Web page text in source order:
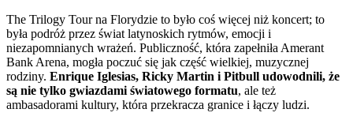
The Trilogy Tour na Florydzie to było coś więcej niż koncert; to
była podróż przez świat latynoskich rytmów, emocji i
niezapomnianych wrażeń. Publiczność, która zapełniła Amerant
Bank Arena, mogła poczuć się jak część wielkiej, muzycznej
rodziny. Enrique Iglesias, Ricky Martin i Pitbull udowodnili, że
są nie tylko gwiazdami światowego formatu, ale też
ambasadorami kultury, która przekracza granice i łączy ludzi.